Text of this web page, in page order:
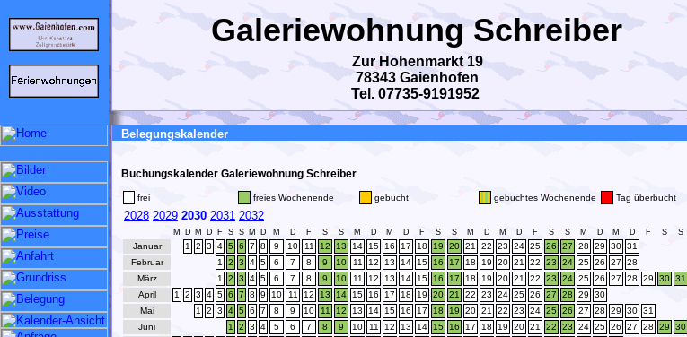
Galeriewohnung Schreiber
Zur Hohenmarkt 19
78343 Gaienhofen
Tel. 07735-9191952
Belegungskalender
Buchungskalender Galeriewohnung Schreiber
frei freies Wochenende gebucht gebuchtes Wochenende Tag überbucht
2028 2029 2030 2031 2032
M D M D F S S M D M D F S S M D M D F S S M D M D F S S M D M D F S S
Januar 1 2 3 4 5 6 7 8 9 10 11 12 13 14 15 16 17 18 19 20 21 22 23 24 25 26 27 28 29 30 31
Februar
1 2 3 4 5 6 7 8 9 10 11 12 13 14 15 16 17 18 19 20 21 22 23 24 25 26 27
28
März
1 2 3 4 5 6 7 8 9 10 11 12 13 14 15 16 17 18 19 20 21 22 23 24 25 26 27 28 29 30 31
April
1 2 3 4 5 6 7 8 9 10 11 12 13 14 15 16 17 18 19 20 21 22 23 24 25 26 27 28 29
30
Mai
1 2 3 4 5 6 7 8 9 10 11 12 13 14 15 16 17 18 19 20 21 22 23 24 25 26 27 28 29 30 31
Juni
1 2 3 4 5 6 7 8 9 10 11 12 13 14 15 16 17 18 19 20 21 22 23 24 25 26 27 28 29
30